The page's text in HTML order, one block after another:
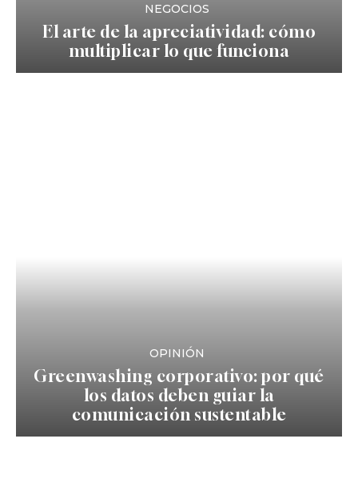
NEGOCIOS
El arte de la apreciatividad: cómo
multiplicar lo que funciona
OPINIÓN
Greenwashing corporativo: por qué
los datos deben guiar la
comunicación sustentable